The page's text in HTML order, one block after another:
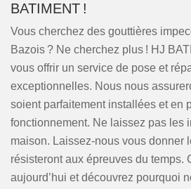
BATIMENT !
Vous cherchez des gouttières
Bazois ? Ne cherchez plus ! HJ
vous offrir un service de pose et
exceptionnelles. Nous nous
soient parfaitement installées et en
fonctionnement. Ne laissez pas les
maison. Laissez-nous vous donner
résisteront aux épreuves du temps.
aujourd’hui et découvrez pourquoi